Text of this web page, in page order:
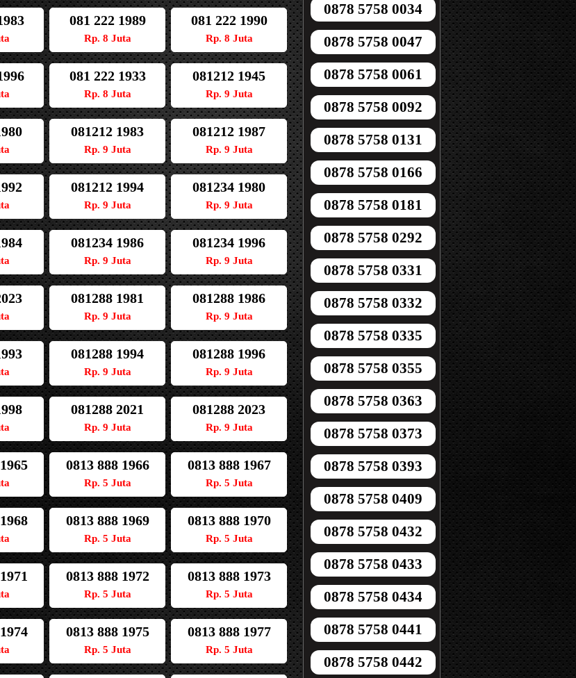
081 222 1989
Rp. 8 Juta
081 222 1990
Rp. 8 Juta
081 222 1933
Rp. 8 Juta
081212 1945
Rp. 9 Juta
081212 1983
Rp. 9 Juta
081212 1987
Rp. 9 Juta
081212 1994
Rp. 9 Juta
081234 1980
Rp. 9 Juta
081234 1986
Rp. 9 Juta
081234 1996
Rp. 9 Juta
081288 1981
Rp. 9 Juta
081288 1986
Rp. 9 Juta
081288 1994
Rp. 9 Juta
081288 1996
Rp. 9 Juta
081288 2021
Rp. 9 Juta
081288 2023
Rp. 9 Juta
0813 888 1966
Rp. 5 Juta
0813 888 1967
Rp. 5 Juta
0813 888 1969
Rp. 5 Juta
0813 888 1970
Rp. 5 Juta
0813 888 1972
Rp. 5 Juta
0813 888 1973
Rp. 5 Juta
0813 888 1975
Rp. 5 Juta
0813 888 1977
Rp. 5 Juta
0878 5758 0034
0878 5758 0047
0878 5758 0061
0878 5758 0092
0878 5758 0131
0878 5758 0166
0878 5758 0181
0878 5758 0292
0878 5758 0331
0878 5758 0332
0878 5758 0335
0878 5758 0355
0878 5758 0363
0878 5758 0373
0878 5758 0393
0878 5758 0409
0878 5758 0432
0878 5758 0433
0878 5758 0434
0878 5758 0441
0878 5758 0442